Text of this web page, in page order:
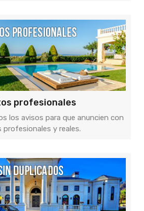
profesionales
los avisos para que anuncien con
y reales.